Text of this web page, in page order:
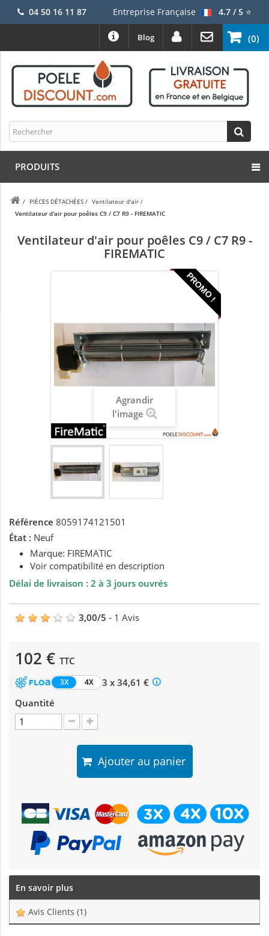
04 50 16 11 87 Entreprise Française 4.7 / 5⭐
(0)
Blog
PRODUITS
/ PIÈCES DÉTACHÉES / Ventilateur d'air /
Ventilateur d'air pour poêles C9 / C7 R9 - FIREMATIC
Ventilateur d'air pour poêles C9 / C7 R9 -
FIREMATIC
PROMO !
Agrandir
l'image
Référence 8059174121501
État : Neuf
Marque: FIREMATIC
Voir compatibilité en description
Délai de livraison : 2 à 3 jours ouvrés
3,00/5 - 1 Avis
102 € TTC
3X 4X
3 x 34,61 €
Quantité
Ajouter au panier
En savoir plus
Avis Clients (1)